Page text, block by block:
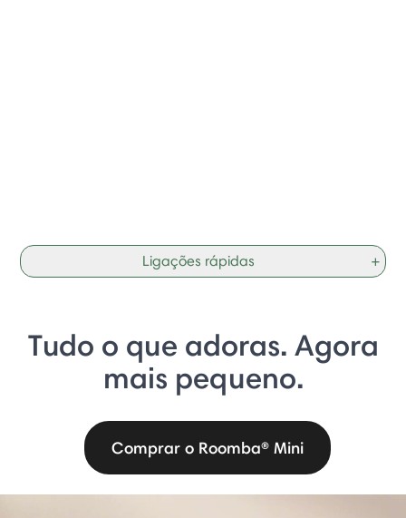
Ligações rápidas +
Tudo o que adoras. Agora
mais pequeno.
Comprar o Roomba® Mini